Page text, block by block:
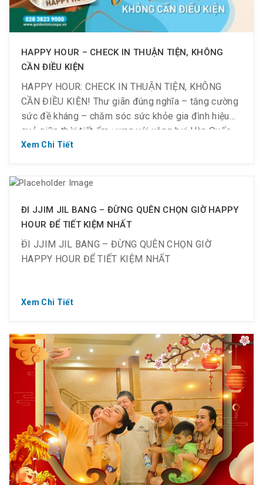
HAPPY HOUR – CHECK IN THUẬN TIỆN, KHÔNG
CẦN ĐIỀU KIỆN
HAPPY HOUR: CHECK IN THUẬN TIỆN, KHÔNG
CẦN ĐIỀU KIỆN! Thư giãn đúng nghĩa – tăng cường
sức đề kháng – chăm sóc sức khỏe gia đình hiệu
quả giữa thời tiết ẩm ương với xông hơi Hàn Quốc –
Jjim Jil Bang tại 𝐆𝐨𝐥𝐝𝐞𝐧 𝐋𝐨𝐭𝐮𝐬. Happy Hour xông hơi
Xem Chi Tiết
ĐI JJIM JIL BANG – ĐỪNG QUÊN CHỌN GIỜ HAPPY
HOUR ĐỂ TIẾT KIỆM NHẤT
ĐI JJIM JIL BANG – ĐỪNG QUÊN CHỌN GIỜ
HAPPY HOUR ĐỂ TIẾT KIỆM NHẤT
KHÔN NGƯỜI CHỌN HAPPYHOUR
➡️ Từ thứ 2 đến Chủ Nhật
️? Ngày nào cũng có Khuyến mãi
? Giá vé thấp nhất chỉ ????
Xem Chi Tiết